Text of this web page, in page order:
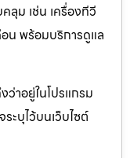
ลุม เช่น เครื่องทีวี
อน พร้อมบริการดูแล
าอยู่ในโปรแกรม
ะบุไว้บนเว็บไซต์